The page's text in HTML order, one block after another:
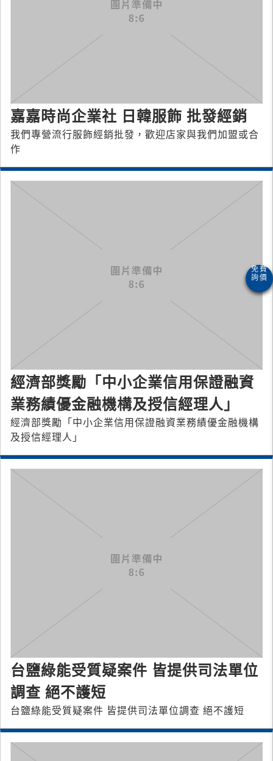
嘉嘉時尚企業社 日韓服飾 批發經銷
我們專營流行服飾經銷批發，歡迎店家與我們加盟或合
作
經濟部獎勵「中小企業信用保證融資
業務績優金融機構及授信經理人」
經濟部獎勵「中小企業信用保證融資業務績優金融機構
及授信經理人」
台鹽綠能受質疑案件 皆提供司法單位
調查 絕不護短
台鹽綠能受質疑案件 皆提供司法單位調查 絕不護短